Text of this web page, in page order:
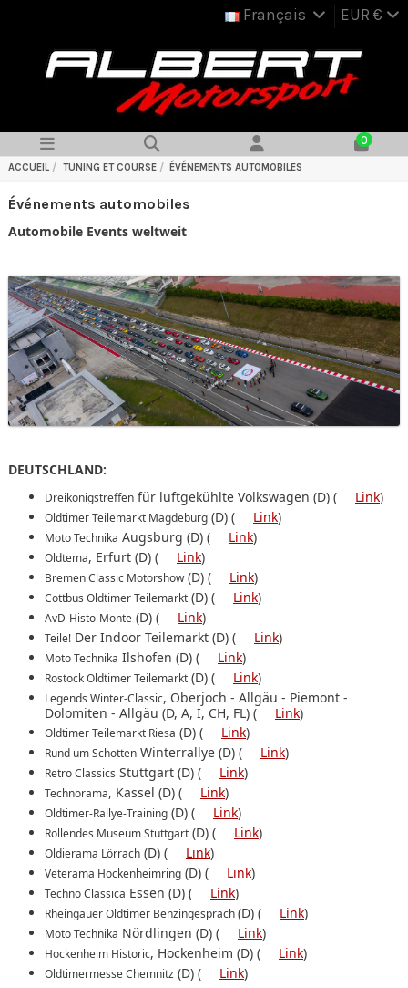
Français EUR €
0
ACCUEIL TUNING ET COURSE ÉVÉNEMENTS AUTOMOBILES
Événements automobiles
Automobile Events weltweit
DEUTSCHLAND:
Dreikönigstreffen für luftgekühlte Volkswagen (D) ( Link)
Oldtimer Teilemarkt Magdeburg (D) ( Link)
Moto Technika Augsburg (D) ( Link)
Oldtema, Erfurt (D) ( Link)
Bremen Classic Motorshow(D) ( Link)
Cottbus Oldtimer Teilemarkt (D) ( Link)
AvD-Histo-Monte (D) ( Link)
Teile! Der Indoor Teilemarkt (D) ( Link)
Moto Technika Ilshofen (D) ( Link)
Rostock Oldtimer Teilemarkt (D) ( Link)
Legends Winter-Classic, Oberjoch - Allgäu ‐ Piemont ‐
Dolomiten ‐ Allgäu (D, A, I, CH, FL) (
Link)
Oldtimer Teilemarkt Riesa (D) ( Link)
Rund um Schotten Winterrallye (D) ( Link)
Retro Classics Stuttgart (D) ( Link)
Technorama, Kassel (D) ( Link)
Oldtimer-Rallye-Training (D) ( Link)
Rollendes Museum Stuttgart (D) ( Link)
Oldierama Lörrach (D) ( Link)
Veterama Hockenheimring (D) ( Link)
Techno Classica Essen (D) ( Link)
Rheingauer Oldtimer Benzingespräch(D) ( Link)
Moto Technika Nördlingen (D) ( Link)
Hockenheim Historic, Hockenheim (D) ( Link)
Oldtimermesse Chemnitz (D) ( Link)